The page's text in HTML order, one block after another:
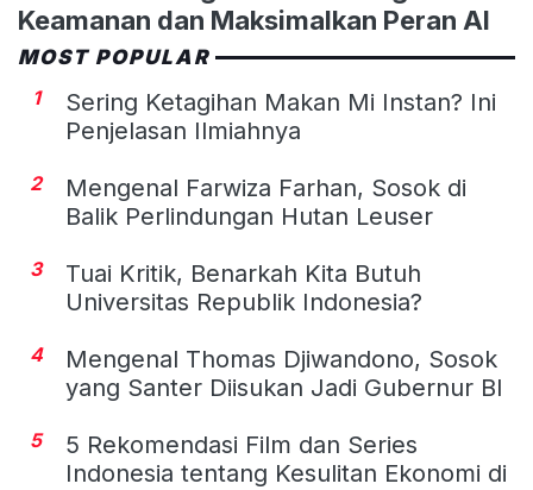
Keamanan dan Maksimalkan Peran AI
MOST POPULAR
1
Sering Ketagihan Makan Mi Instan? Ini
Penjelasan Ilmiahnya
2
Mengenal Farwiza Farhan, Sosok di
Balik Perlindungan Hutan Leuser
3
Tuai Kritik, Benarkah Kita Butuh
Universitas Republik Indonesia?
4
Mengenal Thomas Djiwandono, Sosok
yang Santer Diisukan Jadi Gubernur BI
5
5 Rekomendasi Film dan Series
Indonesia tentang Kesulitan Ekonomi di